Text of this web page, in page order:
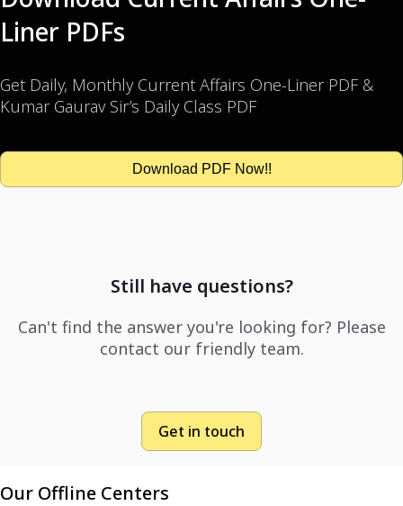
Liner PDFs
Get Daily, Monthly Current Affairs One-Liner PDF &
Kumar Gaurav Sir’s Daily Class PDF
Download PDF Now!!
Still have questions?
Can't find the answer you're looking for? Please
contact our friendly team.
Get in touch
Our Offline Centers